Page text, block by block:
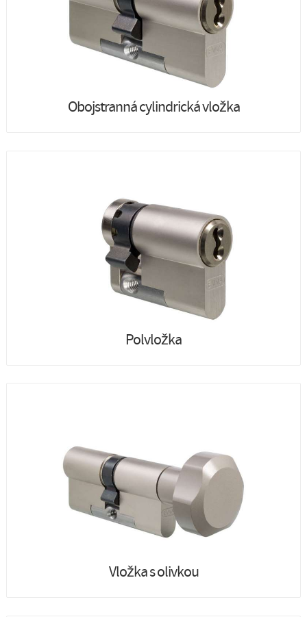
Obojstranná cylindrická vložka
Polvložka
Vložka s olivkou